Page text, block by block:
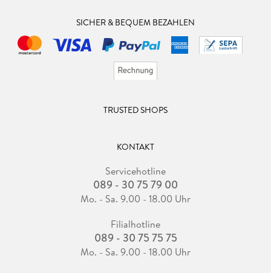
SICHER & BEQUEM BEZAHLEN
TRUSTED SHOPS
KONTAKT
Servicehotline
089 - 30 75 79 00
Mo. - Sa. 9.00 - 18.00 Uhr
Filialhotline
089 - 30 75 75 75
Mo. - Sa. 9.00 - 18.00 Uhr